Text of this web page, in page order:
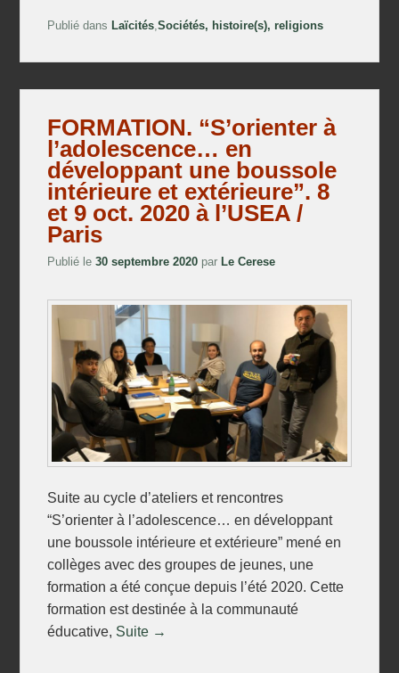
Publié dans Laïcités,Sociétés, histoire(s), religions
FORMATION. “S’orienter à
l’adolescence… en
développant une boussole
intérieure et extérieure”. 8
et 9 oct. 2020 à l’USEA /
Paris
Publié le30 septembre 2020 par Le Cerese
Suite au cycle d’ateliers et rencontres
“S’orienter à l’adolescence… en développant
une boussole intérieure et extérieure” mené en
collèges avec des groupes de jeunes, une
formation a été conçue depuis l’été 2020. Cette
formation est destinée à la communauté
éducative, Suite →